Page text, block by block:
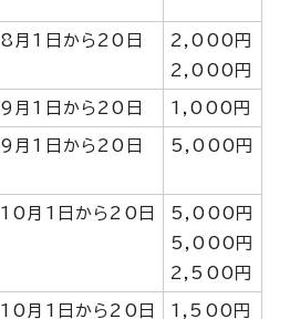
8月1日から20日
2,000円
2,000円
9月1日から20日 1,000円
9月1日から20日 5,000円
10月1日から20日
5,000円
5,000円
2,500円
10月1日から20日 1,500円